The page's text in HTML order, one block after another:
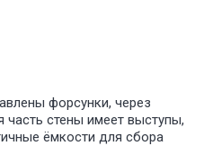
ДЛЯ
И
форсунки, через
часть стены имеет выступы,
ёмкости для сбора